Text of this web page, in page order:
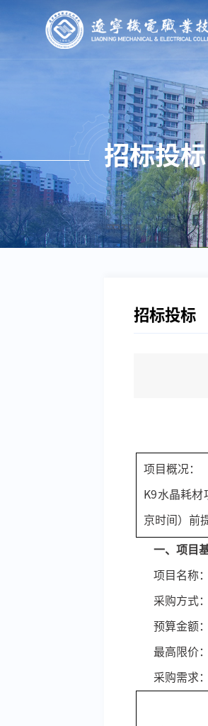
招标投标
招标投标
项目概况：
K9水晶耗
京时间）前
一、项目
项目名称：
采购方式
预算金额：
最高限价：
采购需求：